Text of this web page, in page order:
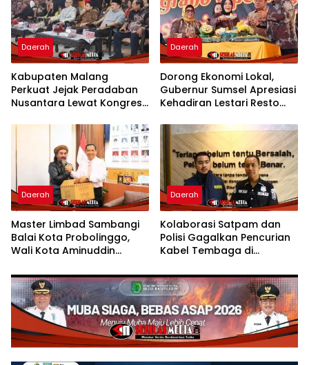
Daerah
Kabupaten Malang
Perkuat Jejak Peradaban
Nusantara Lewat Kongres
Daerah
Dorong Ekonomi Lokal,
Gubernur Sumsel Apresiasi
Kehadiran Lestari Resto
Opening 50%
Daerah
Master Limbad Sambangi
Balai Kota Probolinggo,
Wali Kota Aminuddin
Silaturahmi
Daerah
Kolaborasi Satpam dan
Polisi Gagalkan Pencurian
Kabel Tembaga di